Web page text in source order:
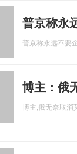
普京称永
普京称永远不要
博主：俄
博主,俄无奈取消